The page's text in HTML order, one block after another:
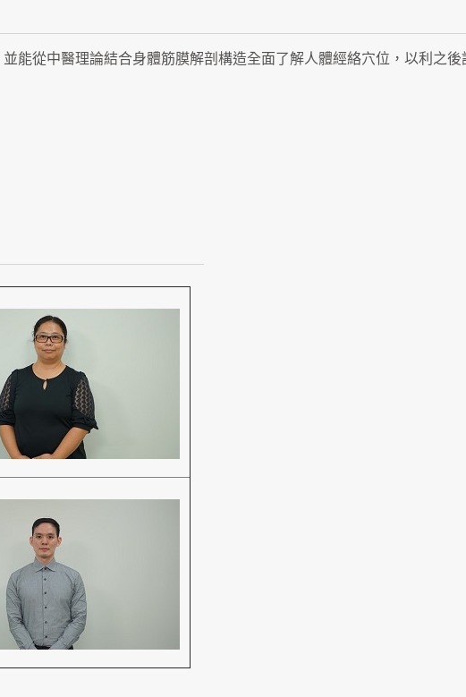
能從中醫理論結合身體筋膜解剖構造全面了解人體經絡穴位，以利之後